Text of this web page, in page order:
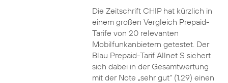
Die Zeitschrift CHIP hat kürzlich in
einem großen Vergleich Prepaid-
Tarife von 20 relevanten
Mobilfunkanbietern getestet. Der
Blau Prepaid-Tarif Allnet S sichert
sich dabei in der Gesamtwertung
mit der Note „sehr gut“ (1,29) einen